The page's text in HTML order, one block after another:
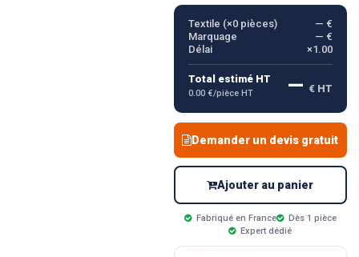
Textile (×0pièces)
— €
Marquage
— €
Délai
×1.00
Total estimé HT
0.00 €/pièce HT — € HT
Demander un devis gratuit
Ajouter au panier
Fabriqué en France
Dès 1 pièce
Expert dédié